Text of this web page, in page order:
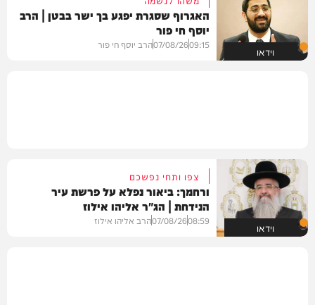
וידאו
האגרוף שסגרת יפגע בך ישר בבטן | הרב
יוסף חי פור
09:15
07/08/26הרב יוסף חי פור
וידאו
צפו ותחי נפשכם
ורחמך: ביאור נפלא על פרשת עיר
הנידחת | הג"ר אליהו אילוז
08:59
07/08/26הרב אליהו אילוז